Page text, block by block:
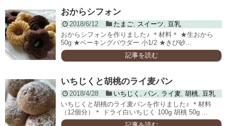
おからシフォン
2018/6/12 たまご, スイーツ, 豆乳
おからシフォンを作りました♪ ＊材料＊ ★生おから
50g ★ベーキングパウダー 小1/2 ★きび砂...
記事を読む
いちじくと胡桃のライ麦パン
2018/4/28 いちじく , パン, ライ麦, 胡桃, 豆乳
いちじくと胡桃のライ麦パンを作りました♪ ＊材料
（12個分）＊ ドライ白いちじく 100g 胡桃 50g ...